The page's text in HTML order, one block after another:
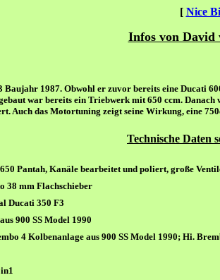
[ Nice
Infos von David
1987. Obwohl er zuvor bereits eine Ducati
war bereits ein Triebwerk mit 650 ccm.
Auch das Motortuning zeigt seine Wirkung, eine
Technische Daten
Pantah, Kanäle bearbeitet und poliert, große
38 mm Flachschieber
Ducati 350 F3
900 SS Model 1990
4 Kolbenanlage aus900 SS Model 1990; Hi.